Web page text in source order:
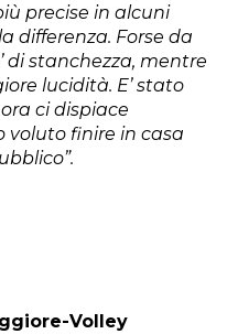
precise in alcuni
differenza. Forse da
di stanchezza, mentre
lucidità. E’ stato
ci dispiace
voluto finire in casa
Volley